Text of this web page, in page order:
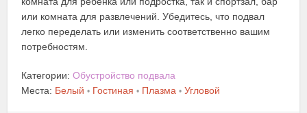
или комната для развлечений. Убедитесь, что подвал
легко переделать или изменить соответственно вашим
потребностям.
Категории:Обустройство подвала
Места: Белый • Гостиная • Плазма • Угловой